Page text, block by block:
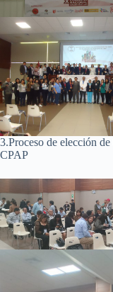
3.Proceso de elección
CPAP